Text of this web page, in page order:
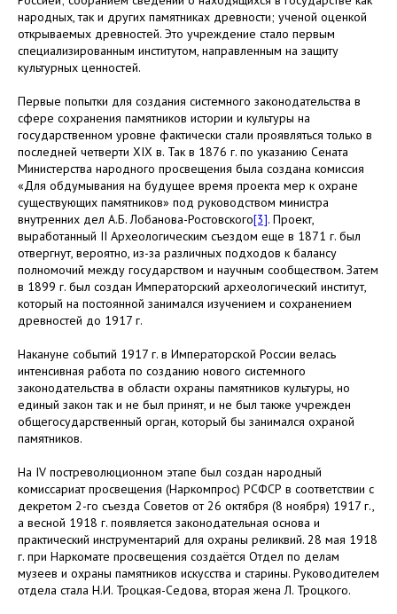
народных, так и других памятниках древности; ученой оценкой
открываемых древностей. Это учреждение стало первым
специализированным институтом, направленным на защиту
культурных ценностей.
Первые попытки для создания системного законодательства в
сфере сохранения памятников истории и культуры на
государственном уровне фактически стали проявляться только в
последней четверти XIX в. Так в 1876 г. по указанию Сената
Министерства народного просвещения была создана комиссия
«Для обдумывания на будущее время проекта мер к охране
существующих памятников» под руководством министра
внутренних дел А.Б. Лобанова-Ростовского[3]. Проект,
выработанный II Археологическим съездом еще в 1871 г. был
отвергнут, вероятно, из-за различных подходов к балансу
полномочий между государством и научным сообществом. Затем
в 1899 г. был создан Императорский археологический институт,
который на постоянной занимался изучением и сохранением
древностей до 1917 г.
Накануне событий 1917 г. в Императорской России велась
интенсивная работа по созданию нового системного
законодательства в области охраны памятников культуры, но
единый закон так и не был принят, и не был также учрежден
общегосударственный орган, который бы занимался охраной
памятников.
На IV постреволюционном этапе был создан народный
комиссариат просвещения (Наркомпрос) РСФСР в соответствии с
декретом 2-го съезда Советов от 26 октября (8 ноября) 1917 г.,
а весной 1918 г. появляется законодательная основа и
практический инструментарий для охраны реликвий. 28 мая 1918
г. при Наркомате просвещения создаётся Отдел по делам
музеев и охраны памятников искусства и старины. Руководителем
отдела стала Н.И. Троцкая-Седова, вторая жена Л. Троцкого.